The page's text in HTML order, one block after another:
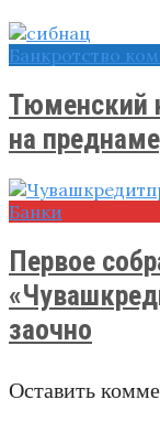
Банкротство
Тюменский
на
Банки
Первое
заочно
Оставить